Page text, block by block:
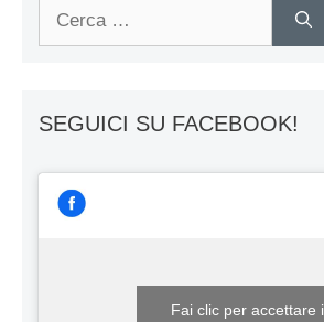
SEGUICI SU FACEBOOK!
Fai clic per accettare i